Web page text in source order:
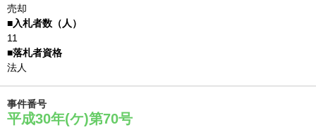
売却
11
法人
事件番号
平成30年(ケ)第70号